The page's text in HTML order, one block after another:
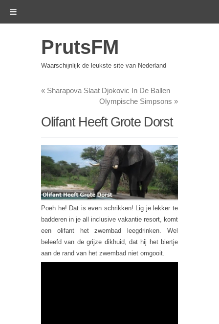
PrutsFM
Waarschijnlijk de leukste site van Nederland
« Sharapova Slaat Djokovic In De Ballen
Olympische Simpsons »
Olifant Heeft Grote Dorst
Poeh he! Dat is even schrikken! Lig je lekker te
badderen in je all inclusive vakantie resort, komt
een olifant het zwembad leegdrinken. Wel
beleefd van de grijze dikhuid, dat hij het biertje
aan de rand van het zwembad niet omgooit.